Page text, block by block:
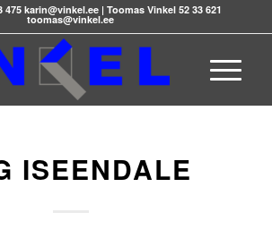
475 karin@vinkel.ee | Toomas Vinkel 52 33 621
toomas@vinkel.ee
ISEENDALE